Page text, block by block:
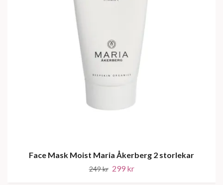
Face Mask Moist Maria Åkerberg 2 storlekar
249 kr 299 kr